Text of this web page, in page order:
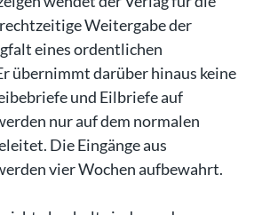
Weitergabe der
eines ordentlichen
übernimmt darüber hinaus keine
und Eilbriefe auf
nur auf dem normalen
Die Eingänge aus
vier Wochen aufbewahrt.